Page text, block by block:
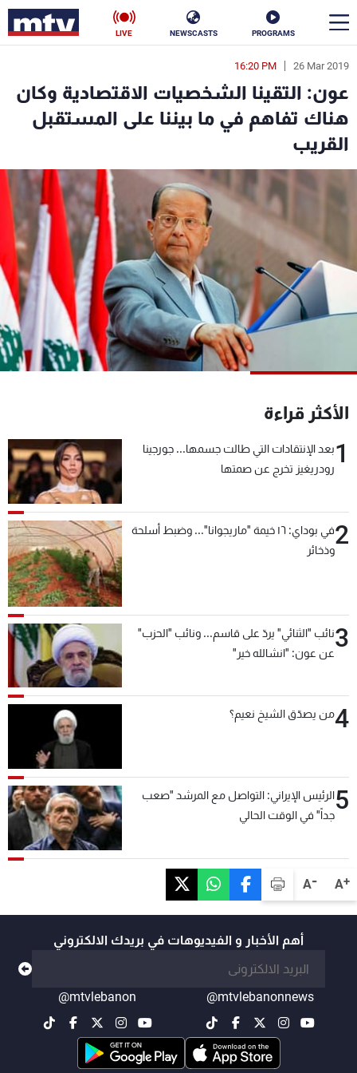
PROGRAMS
NEWSCASTS
LIVE
A+
A-
26 Mar 2019
16:20 PM
عون: التقينا الشخصيات الاقتصادية وكان
هناك تفاهم في ما بيننا على المستقبل
القريب
الأكثر قراءة
1بعد الإنتقادات التي طالت جسمها... جورجينا
رودريغيز تخرج عن صمتها
2
في بوداي: ١٦ خيمة "ماريجوانا"... وضبط أسلحة
وذخائر
3نائب "الثنائي" يردّ على قاسم... ونائب "الحزب"
عن عون: "انشالله خير"
4من يصدّق الشيخ نعيم؟
5الرئيس الإيراني: التواصل مع المرشد "صعب
جداً" في الوقت الحالي
أهم الأخبار و الفيديوهات في بريدك الالكتروني
@mtvlebanonnews
@mtvlebanon
en
الأخبار
سياسة
فن
رياضة
كأس العالم
شاهد البرامج
عن MTV
الإنـتـاج
وظائف
شروط الإسـتخدام
سياسة الخصوصية